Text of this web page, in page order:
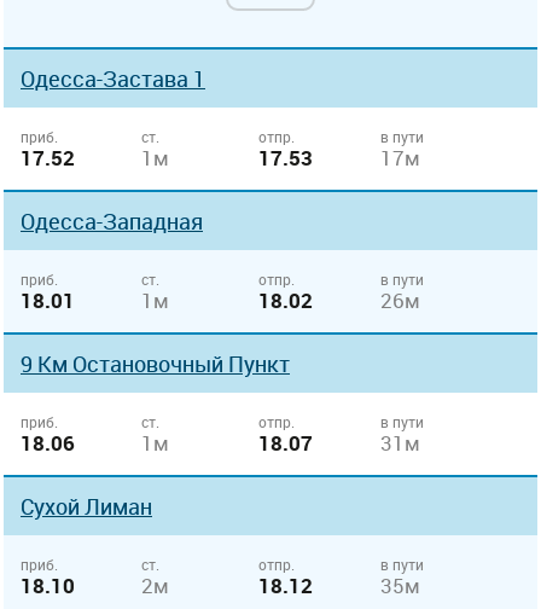
Одесса-Застава 1
приб.
17.52
ст.
1м
отпр.
17.53
в пути
17м
Одесса-Западная
приб.
18.01
ст.
1м
отпр.
18.02
в пути
26м
9 Км Остановочный Пункт
приб.
18.06
ст.
1м
отпр.
18.07
в пути
31м
Сухой Лиман
приб.
18.10
ст.
2м
отпр.
18.12
в пути
35м